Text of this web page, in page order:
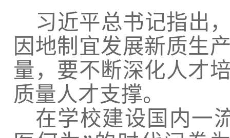
习近平总书记指出
因地制宜发展新质生
量，要不断深化人才
质量人才支撑。
在学校建设国内一